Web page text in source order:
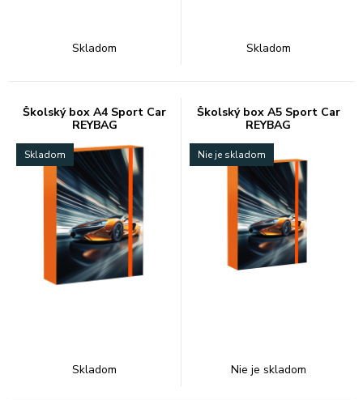
Skladom Skladom
Školský box A4 Sport Car
REYBAG
Skladom
Skladom
Školský box A5 Sport Car
REYBAG
Nie je skladom
Nie je skladom